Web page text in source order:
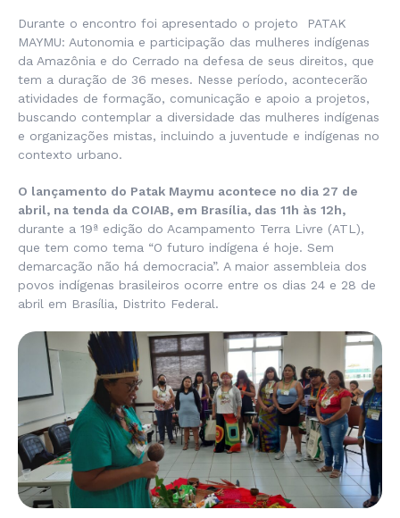
Durante o encontro foi apresentado o projeto PATAK
MAYMU: Autonomia e participação das mulheres indígenas
da Amazônia e do Cerrado na defesa de seus direitos, que
tem a duração de 36 meses. Nesse período, acontecerão
atividades de formação, comunicação e apoio a projetos,
buscando contemplar a diversidade das mulheres indígenas
e organizações mistas, incluindo a juventude e indígenas no
contexto urbano.
O lançamento do Patak Maymu acontece no dia 27 de
abril, na tenda da COIAB, em Brasília, das 11h às 12h,
durante a 19ª edição do Acampamento Terra Livre (ATL),
que tem como tema “O futuro indígena é hoje. Sem
demarcação não há democracia”. A maior assembleia dos
povos indígenas brasileiros ocorre entre os dias 24 e 28 de
abril em Brasília, Distrito Federal.